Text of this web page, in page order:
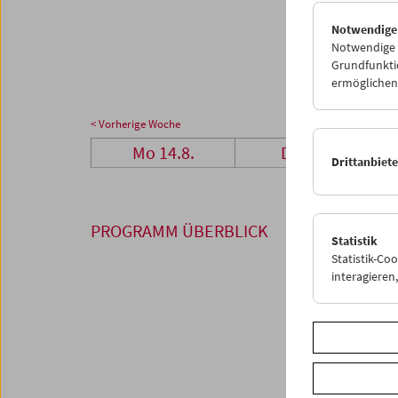
04
< Vorherige Woche
Mo 14.8. Di 15.8.
PROGRAMM ÜBERBLICK
Notwendige
Statistik
Statistik-